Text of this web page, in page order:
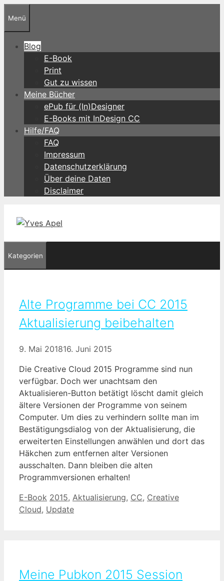
Inhalt
springen
Menü
Blog
E-Book
Print
Gut zu wissen
Meine Bücher
ePub für (In)Designer
E-Books mit InDesign CC
Hilfe/FAQ
FAQ
Impressum
Datenschutzerklärung
Über deine Daten
Disclaimer
Kategorien
Alte Programme bei CC 2015
Aktualisierung beibehalten
9. Mai 201816. Juni 2015
Die Creative Cloud 2015 Programme sind nun
verfügbar. Doch wer unachtsam den
Aktualisieren-Button betätigt löscht damit gleich
ältere Versionen der Programme von seinem
Computer. Um dies zu verhindern sollte man im
Bestätigungsdialog von der Aktualisierung, die
erweiterten Einstellungen anwählen und dort das
Häkchen zum entfernen alter Versionen
ausschalten. Dann bleiben die alten
Programmversionen erhalten!
Kategorien
E-Book Schlagwörter
2015, Aktualisierung, CC, Creative
Cloud, Update
Meine Pubkon 2015 Session